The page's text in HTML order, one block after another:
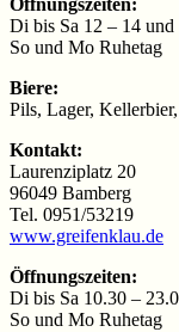
Öffnungszeiten:
Di bis Sa 12 – 14
So und Mo Ruhetag
Biere:
Pils, Lager,
Kontakt:
Laurenziplatz 20
96049 Bamberg
Tel. 0951/53219
www.greifenklau.de
Öffnungszeiten:
Di bis Sa 10.30 –
So und Mo Ruhetag